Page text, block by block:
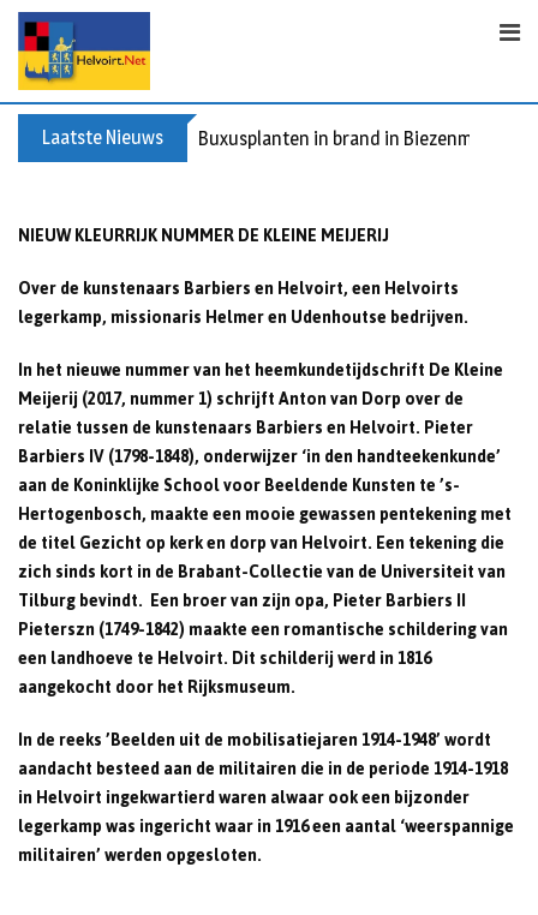
Skip
content
Laatste Nieuws Buxusplanten in brand in Biezenmortel,
NIEUW KLEURRIJK NUMMER DE KLEINE MEIJERIJ
Over de kunstenaars Barbiers en Helvoirt, een Helvoirts
legerkamp, missionaris Helmer en Udenhoutse bedrijven.
In het nieuwe nummer van het heemkundetijdschrift De Kleine
Meijerij (2017, nummer 1) schrijft Anton van Dorp over de
relatie tussen de kunstenaars Barbiers en Helvoirt. Pieter
Barbiers IV (1798-1848), onderwijzer ‘in den handteekenkunde’
aan de Koninklijke School voor Beeldende Kunsten te ’s-
Hertogenbosch, maakte een mooie gewassen pentekening met
de titel Gezicht op kerk en dorp van Helvoirt. Een tekening die
zich sinds kort in de Brabant-Collectie van de Universiteit van
Tilburg bevindt. Een broer van zijn opa, Pieter Barbiers II
Pieterszn (1749-1842) maakte een romantische schildering van
een landhoeve te Helvoirt. Dit schilderij werd in 1816
aangekocht door het Rijksmuseum.
In de reeks ’Beelden uit de mobilisatiejaren 1914-1948’ wordt
aandacht besteed aan de militairen die in de periode 1914-1918
in Helvoirt ingekwartierd waren alwaar ook een bijzonder
legerkamp was ingericht waar in 1916 een aantal ‘weerspannige
militairen’ werden opgesloten.